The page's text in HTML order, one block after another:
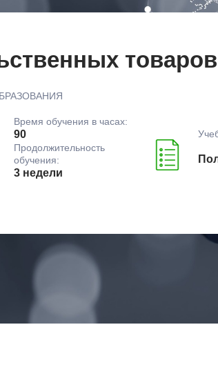
товаров
Время обучения в часах:
90
Продолжительность
обучения:
3 недели